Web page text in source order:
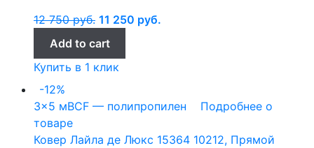
12 750руб. 11 250 руб.
Add to cart
Купить в 1 клик
-12%
3x5 мBCF — полипропилен
Подробнее о
товаре
Ковер Лайла де Люкс 15364 10212, Прямой